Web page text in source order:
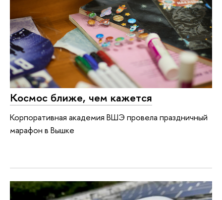
Космос ближе, чем кажется
Корпоративная академия ВШЭ провела праздничный
марафон в Вышке